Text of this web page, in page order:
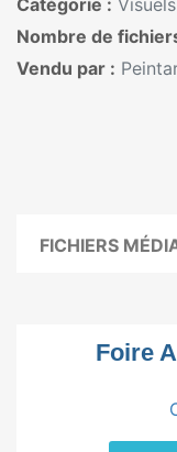
Nombre de
Vendu par :
FICHIERS
Foire